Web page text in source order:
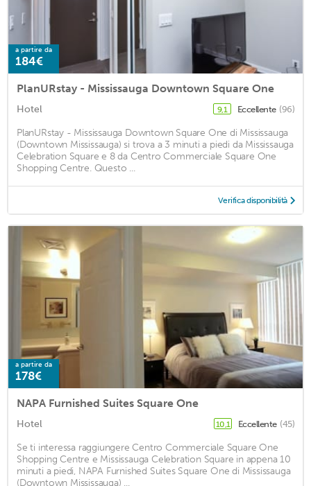
a partire da
184€
PlanURstay - Mississauga Downtown Square One
Hotel 9,1 Eccellente (96)
PlanURstay - Mississauga Downtown Square One di Mississauga
(Downtown Mississauga) si trova a 3 minuti a piedi da Mississauga
Celebration Square e 8 da Centro Commerciale Square One
Shopping Centre. Questo ...
Verifica disponibilità
a partire da
178€
NAPA Furnished Suites Square One
Hotel 10,1 Eccellente (45)
Se ti interessa raggiungere Centro Commerciale Square One
Shopping Centre e Mississauga Celebration Square in appena 10
minuti a piedi, NAPA Furnished Suites Square One di Mississauga
(Downtown Mississauga) ...